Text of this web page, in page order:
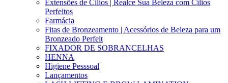
Extensões de Cílios | Realce Sua Beleza com Cílios
Perfeitos
Farmácia
Fitas de Bronzeamento | Acessórios de Beleza para um
Bronzeado Perfeit
FIXADOR DE SOBRANCELHAS
HENNA
Higiene Pesssoal
Lançamentos